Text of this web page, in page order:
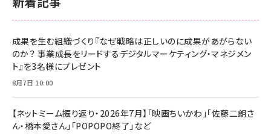
成果を生む組織づくり『なぜ戦略は正しいのに成果があがらない
のか？ 事業成長をリードするデジタルマーケティング・マネジメン
ト』を3名様にプレゼント
8月7日 10:00
【ネットミーム振り返り・2026年7月】「映画ちいかわ」「佐藤二朗さ
ん・橋本愛さん」「POPOPO終了」など